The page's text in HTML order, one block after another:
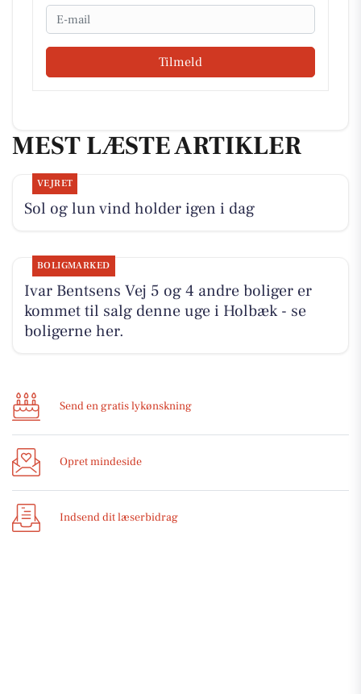
Email
Tilmeld
MEST LÆSTE ARTIKLER
VEJRET
Sol og lun vind holder igen i dag
BOLIGMARKED
Ivar Bentsens Vej 5 og 4 andre boliger er
kommet til salg denne uge i Holbæk - se
boligerne her.
Send en gratis lykønskning
Opret mindeside
Indsend dit læserbidrag